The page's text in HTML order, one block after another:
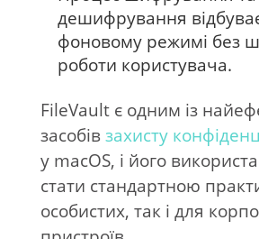
дешифрування
фоновому режимі без
роботи користувача.
FileVault є одним із
засобівзахисту
у macOS, і його
стати стандартною
особистих, так і для